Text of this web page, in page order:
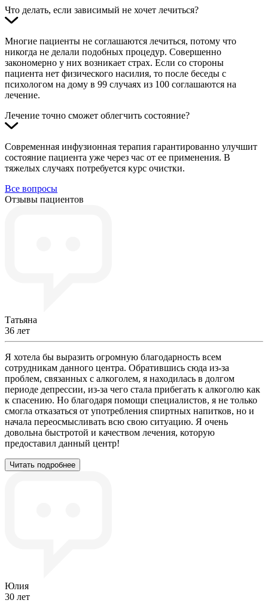
Что делать, если зависимый не хочет лечиться?
Многие пациенты не соглашаются лечиться, потому что
никогда не делали подобных процедур. Совершенно
закономерно у них возникает страх. Если со стороны
пациента нет физического насилия, то после беседы с
психологом на дому в 99 случаях из 100 соглашаются на
лечение.
Лечение точно сможет облегчить состояние?
Современная инфузионная терапия гарантированно улучшит
состояние пациента уже через час от ее применения. В
тяжелых случаях потребуется курс очистки.
Все вопросы
Отзывы пациентов
Татьяна
36 лет
Я хотела бы выразить огромную благодарность всем
сотрудникам данного центра. Обратившись сюда из-за
проблем, связанных с алкоголем, я находилась в долгом
периоде депрессии, из-за чего стала прибегать к алкоголю как
к спасению. Но благодаря помощи специалистов, я не только
смогла отказаться от употребления спиртных напитков, но и
начала переосмысливать всю свою ситуацию. Я очень
довольна быстротой и качеством лечения, которую
предоставил данный центр!
Читать подробнее
Юлия
30 лет